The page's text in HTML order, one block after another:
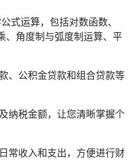
式运算，包括对数函数、
、角度制与弧度制运算、平
、公积金贷款和组合贷款等
纳税金额，让您清晰掌握个
常收入和支出，方便进行财